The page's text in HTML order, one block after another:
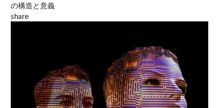
の構造と意義
share